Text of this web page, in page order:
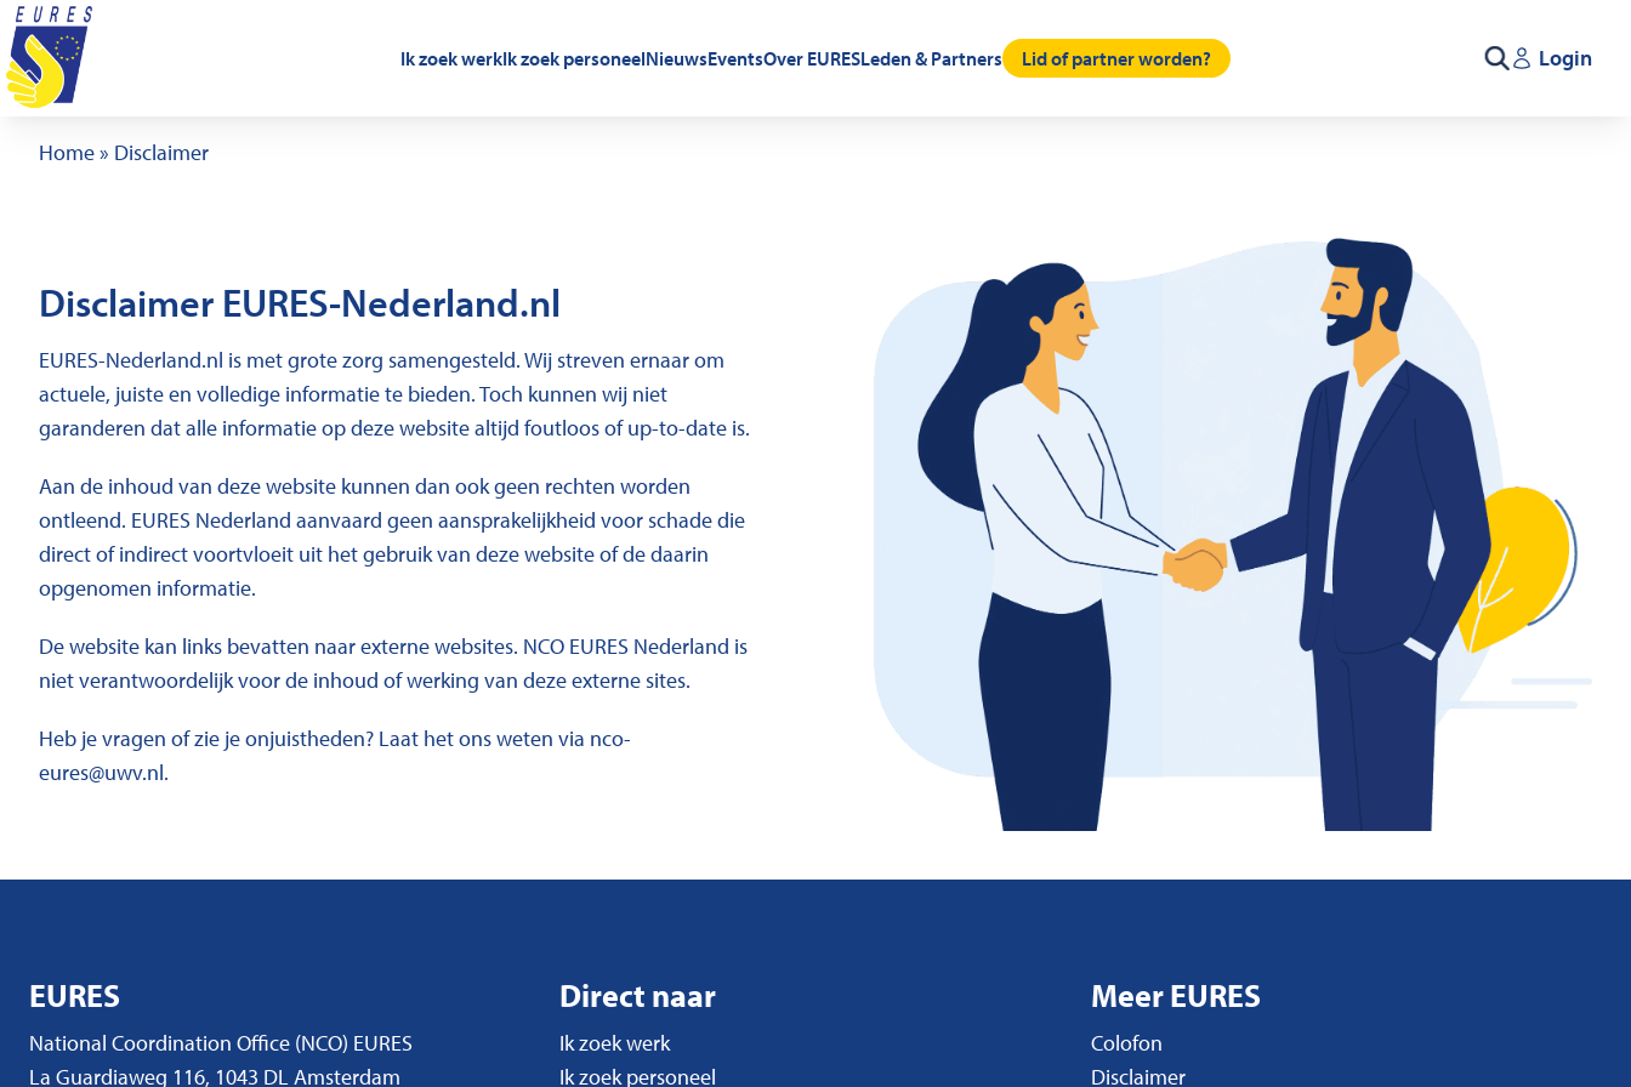
Ga naar de inhoud
Ik zoek werkIk zoek personeelNieuwsEventsOver EURESLeden & Partners Lid of partner worden? Login
Home» Disclaimer
Disclaimer EURES-Nederland.nl
EURES-Nederland.nl is met grote zorg samengesteld. Wij streven ernaar om
actuele, juiste en volledige informatie te bieden. Toch kunnen wij niet
garanderen dat alle informatie op deze website altijd foutloos of up-to-date is.
Aan de inhoud van deze website kunnen dan ook geen rechten worden
ontleend. EURES Nederland aanvaard geen aansprakelijkheid voor schade die
direct of indirect voortvloeit uit het gebruik van deze website of de daarin
opgenomen informatie.
De website kan links bevatten naar externe websites. NCO EURES Nederland is
niet verantwoordelijk voor de inhoud of werking van deze externe sites.
Heb je vragen of zie je onjuistheden? Laat het ons weten via nco-
eures@uwv.nl.
EURES
National Coordination Office (NCO) EURES
La Guardiaweg 116, 1043 DL Amsterdam
Direct naar
Ik zoek werk
Ik zoek personeel
Meer EURES
Colofon
Disclaimer